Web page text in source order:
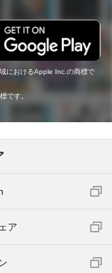
におけるApple Inc.の商標で
です。
ア